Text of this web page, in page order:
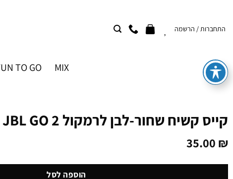
content
התחברות / הרשמה
MIX
TO GO
קייס קשיח שחור-לבן לרמקול JBL GO 2
35.00 ₪
הוספה לסל